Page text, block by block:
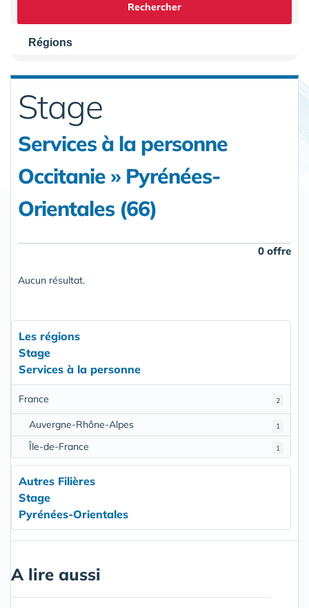
Rechercher
Régions
Stage
Services à la personne
Occitanie » Pyrénées-
Orientales (66)
0 offre
Aucun résultat.
Les régions
Stage
Services à la personne
2
France
1
Auvergne-Rhône-Alpes
1
Île-de-France
Autres Filières
Stage
Pyrénées-Orientales
A lire aussi